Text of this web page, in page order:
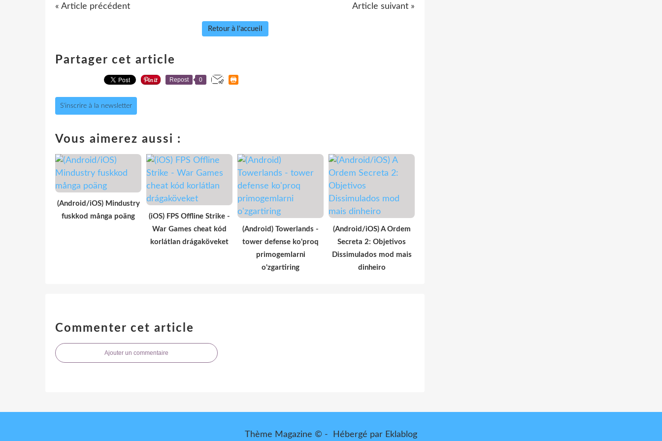
« Article précédent Article suivant »
Retour à l'accueil
Partager cet article
Repost 0
S'inscrire à la newsletter
Vous aimerez aussi :
(Android/iOS) Mindustry
fuskkod många poäng
(iOS) FPS Offline Strike -
War Games cheat kód
korlátlan drágaköveket
(Android) Towerlands -
tower defense ko'proq
primogemlarni
o'zgartiring
(Android/iOS) A Ordem
Secreta 2: Objetivos
Dissimulados mod mais
dinheiro
Commenter cet article
Ajouter un commentaire
Thème Magazine © - Hébergé par Eklablog